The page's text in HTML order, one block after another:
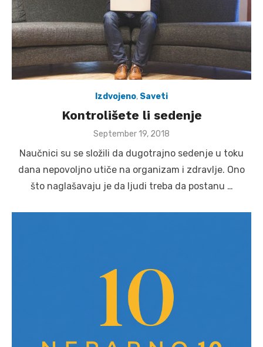
Izdvojeno, Saveti
Kontrolišete li sedenje
Posted
September 19, 2018
Naučnici su se složili da dugotrajno sedenje u toku
dana nepovoljno utiče na organizam i zdravlje. Ono
što naglašavaju je da ljudi treba da postanu …